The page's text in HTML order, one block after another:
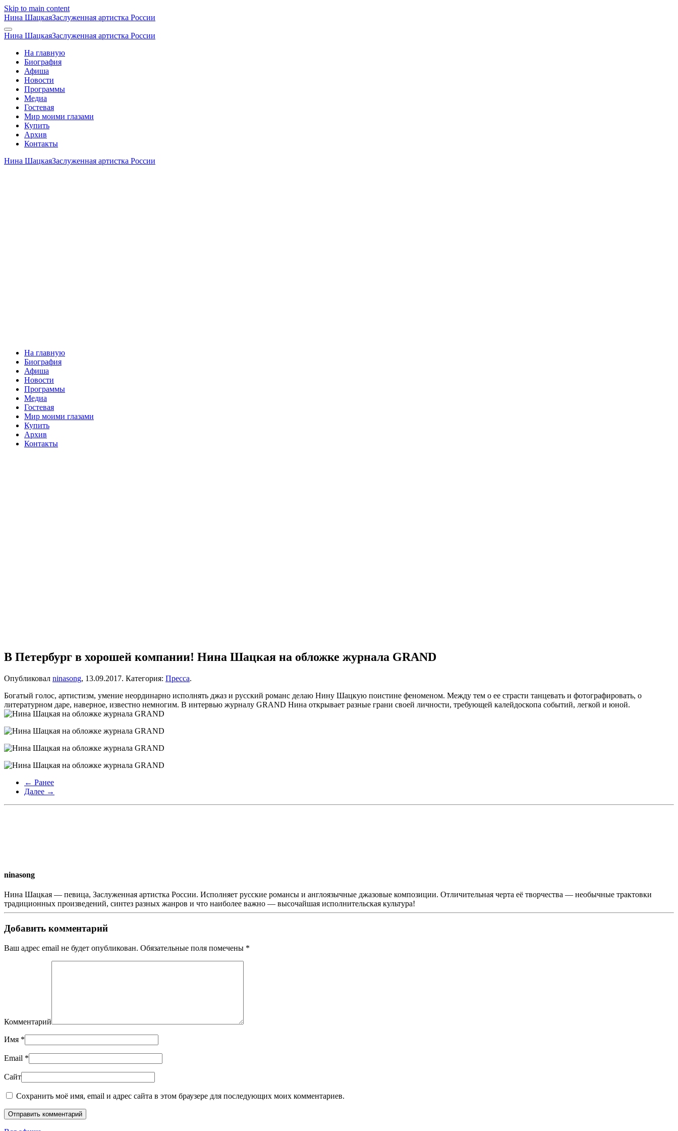
Skip to main content
Нина ШацкаяЗаслуженная артистка России
Нина ШацкаяЗаслуженная артистка России
На главную
Биография
Афиша
Новости
Программы
Медиа
Гостевая
Мир моими глазами
Купить
Архив
Контакты
Нина ШацкаяЗаслуженная артистка России
На главную
Биография
Афиша
Новости
Программы
Медиа
Гостевая
Мир моими глазами
Купить
Архив
Контакты
В Петербург в хорошей компании! Нина Шацкая на обложке журнала GRAND
Опубликовал ninasong, 13.09.2017. Категория: Пресса.
Богатый голос, артистизм, умение неординарно исполнять джаз и русский романс делаю Нину Шацкую поистине феноменом. Между тем о ее страсти танцевать и фотографировать, о
литературном даре, наверное, известно немногим. В интервью журналу GRAND Нина открывает разные грани своей личности, требующей калейдоскопа событий, легкой и юной.
← Ранее
Далее →
ninasong
Нина Шацкая — певица, Заслуженная артистка России. Исполняет русские романсы и англоязычные джазовые композиции. Отличительная черта её творчества — необычные трактовки
традиционных произведений, синтез разных жанров и что наиболее важно — высочайшая исполнительская культура!
Добавить комментарий
Ваш адрес email не будет опубликован. Обязательные поля помечены *
Комментарий
Имя *
Email *
Сайт
Сохранить моё имя, email и адрес сайта в этом браузере для последующих моих комментариев.
Отправить комментарий